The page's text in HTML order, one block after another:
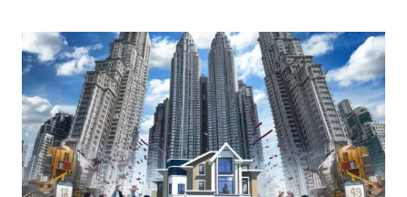
INSATISFAÇÃO
GENERALIZADA
COM
ENEL
SP
E
COBRA
AÇÕES
DE